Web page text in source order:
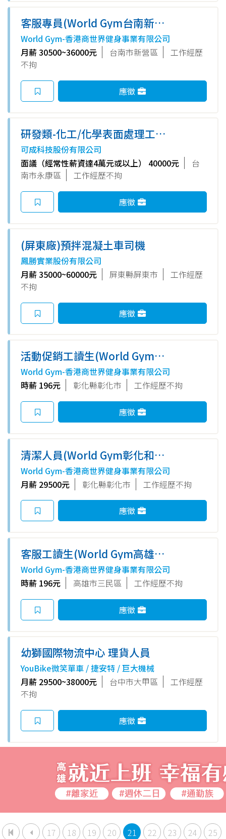
客服專員(World Gym台南新營
店)
World Gym-香港商世界健身事業有限公司
月薪 30500~36000元
台南市新營區
工作經歷
不拘
應徵
研發類-化工/化學表面處理工程
師
可成科技股份有限公司
面議（經常性薪資達4萬元或以上） 40000元
台
南市永康區
工作經歷不拘
應徵
(屏東廠)預拌混凝土車司機
鳳勝實業股份有限公司
月薪 35000~60000元
屏東縣屏東市
工作經歷
不拘
應徵
活動促銷工讀生(World Gym彰
化和平店)
World Gym-香港商世界健身事業有限公司
時薪 196元
彰化縣彰化市 工作經歷不拘
應徵
清潔人員(World Gym彰化和平
店)
World Gym-香港商世界健身事業有限公司
月薪 29500元
彰化縣彰化市 工作經歷不拘
應徵
客服工讀生(World Gym高雄陽
明店)
World Gym-香港商世界健身事業有限公司
時薪 196元
高雄市三民區 工作經歷不拘
應徵
幼獅國際物流中心 理貨人員
YouBike微笑單車 / 捷安特 / 巨大機械
月薪 29500~38000元
台中市大甲區
工作經歷
不拘
應徵
17 18 19 20 21 22 23 24 25